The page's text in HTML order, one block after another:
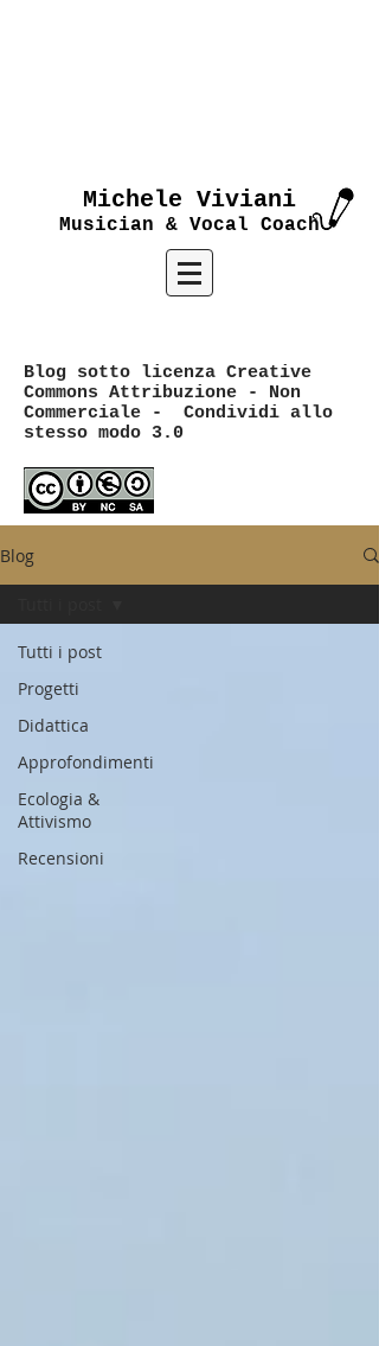
Michele Viviani
Musician & Vocal Coach
Blog sotto licenza Creative
Commons Attribuzione - Non
Commerciale - Condividi allo
stesso modo 3.0
Blog
Tutti i post
Progetti
Didattica
Approfondimenti
Ecologia &
Attivismo
Recensioni